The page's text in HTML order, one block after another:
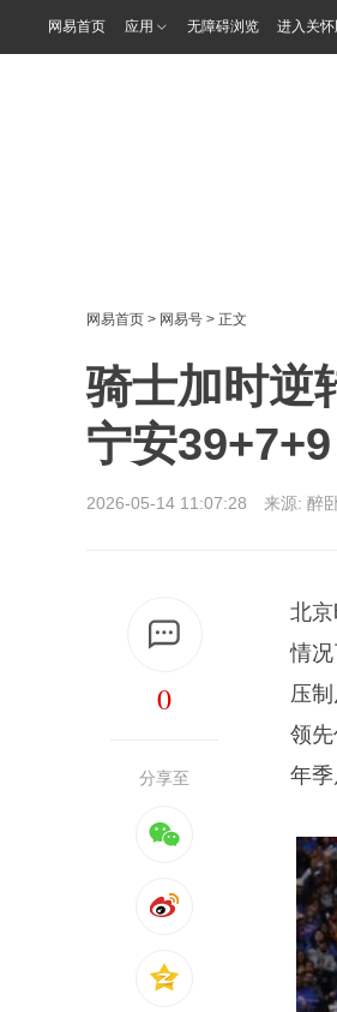
网易首页 应用 无障碍浏览 进入关怀
网易首页 > 网易号 > 正文
骑士加时逆
宁安39+7+9
2026-05-14 11:07:28 来源: 醉
0
分享至
北
情
压
领
年季